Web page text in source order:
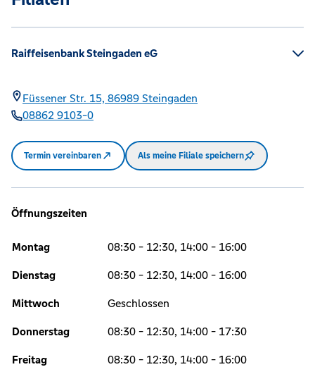
Raiffeisenbank Steingaden eG
Füssener Str. 15, 86989 Steingaden
08862 9103-0
Termin vereinbaren Als meine Filiale speichern
Öffnungszeiten
Montag 08:30 - 12:30, 14:00 - 16:00
Dienstag 08:30 - 12:30, 14:00 - 16:00
Mittwoch Geschlossen
Donnerstag 08:30 - 12:30, 14:00 - 17:30
Freitag 08:30 - 12:30, 14:00 - 16:00